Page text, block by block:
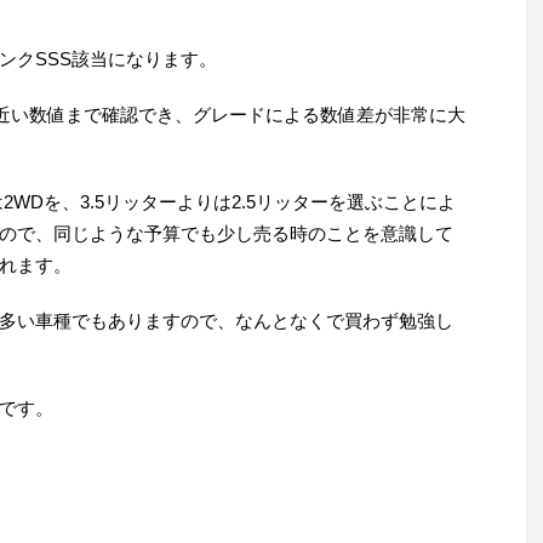
クSSS該当になります。
い数値まで確認でき、グレードによる数値差が非常に大
を、3.5リッターよりは2.5リッターを選ぶことによ
で、同じような予算でも少し売る時のことを意識して
ます。
い車種でもありますので、なんとなくで買わず勉強し
す。